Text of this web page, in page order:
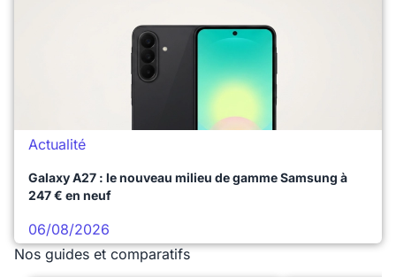
Actualité
Galaxy A27 : le nouveau milieu de gamme Samsung à
247 € en neuf
06/08/2026
Nos guides et comparatifs